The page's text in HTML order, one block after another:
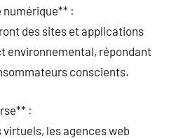
numérique** :
des sites et applications
environnemental, répondant
conscients.
:
virtuels, les agences web